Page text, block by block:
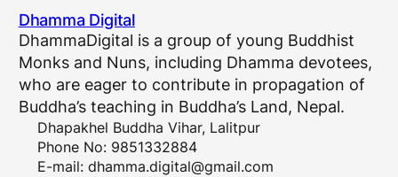
Dhamma Digital
DhammaDigital is a group of young Buddhist
Monks and Nuns, including Dhamma devotees,
who are eager to contribute in propagation of
Buddha’s teaching in Buddha’s Land, Nepal.
Dhapakhel Buddha Vihar, Lalitpur
Phone No: 9851332884
E-mail: dhamma.digital@gmail.com